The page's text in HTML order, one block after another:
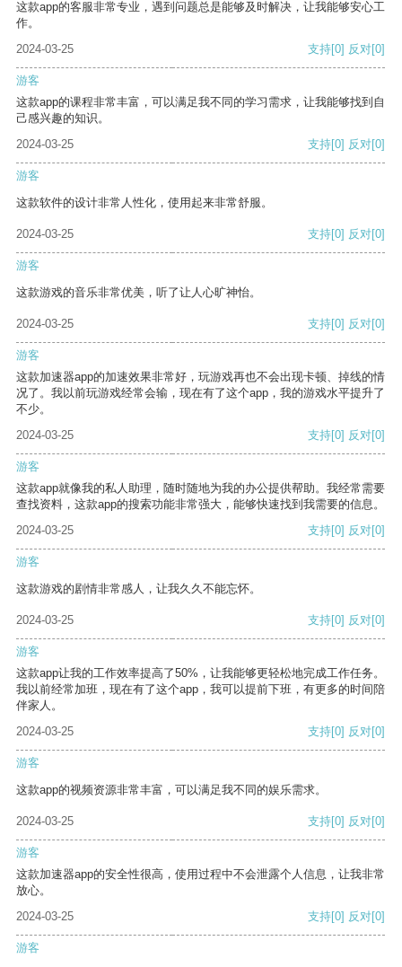
这款app的客服非常专业，遇到问题总是能够及时解决，让我能够安心工
作。
2024-03-25
支持[0] 反对[0]
游客
这款app的课程非常丰富，可以满足我不同的学习需求，让我能够找到自
己感兴趣的知识。
2024-03-25
支持[0] 反对[0]
游客
这款软件的设计非常人性化，使用起来非常舒服。
2024-03-25 支持[0] 反对[0]
游客
这款游戏的音乐非常优美，听了让人心旷神怡。
2024-03-25 支持[0] 反对[0]
游客
这款加速器app的加速效果非常好，玩游戏再也不会出现卡顿、掉线的情
况了。我以前玩游戏经常会输，现在有了这个app，我的游戏水平提升了
不少。
2024-03-25
支持[0] 反对[0]
游客
这款app就像我的私人助理，随时随地为我的办公提供帮助。我经常需要
查找资料，这款app的搜索功能非常强大，能够快速找到我需要的信息。
2024-03-25
支持[0] 反对[0]
游客
这款游戏的剧情非常感人，让我久久不能忘怀。
2024-03-25 支持[0] 反对[0]
游客
这款app让我的工作效率提高了50%，让我能够更轻松地完成工作任务。
我以前经常加班，现在有了这个app，我可以提前下班，有更多的时间陪
伴家人。
2024-03-25
支持[0] 反对[0]
游客
这款app的视频资源非常丰富，可以满足我不同的娱乐需求。
2024-03-25 支持[0] 反对[0]
游客
这款加速器app的安全性很高，使用过程中不会泄露个人信息，让我非常
放心。
2024-03-25
支持[0] 反对[0]
游客